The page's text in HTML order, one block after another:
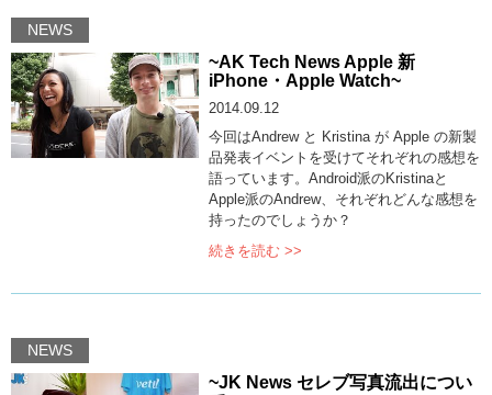
NEWS
~AK Tech News Apple 新
iPhone・Apple Watch~
2014.09.12
今回はAndrew と Kristina が Apple の新製
品発表イベントを受けてそれぞれの感想を
語っています。Android派のKristinaと
Apple派のAndrew、それぞれどんな感想を
持ったのでしょうか？
続きを読む >>
NEWS
~JK News セレブ写真流出につい